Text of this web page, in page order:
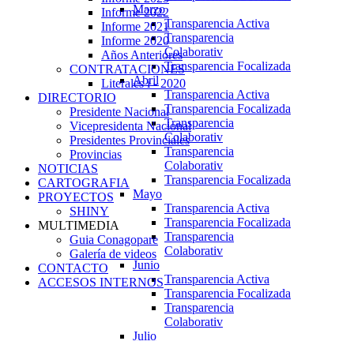
Marzo
Transparencia Activa
Transparencia
Colaborativ
Transparencia Focalizada
Abril
Transparencia Activa
Transparencia Focalizada
Transparencia
Colaborativ
Transparencia
Colaborativ
Transparencia Focalizada
Mayo
Transparencia Activa
Transparencia Focalizada
Transparencia
Colaborativ
Junio
Transparencia Activa
Transparencia Focalizada
Transparencia
Colaborativ
Julio
Informe 2022
Informe 2021
Informe 2020
Años Anteriores
CONTRATACIONES
Literales i - 2020
DIRECTORIO
Presidente Nacional
Vicepresidenta Nacional
Presidentes Provinciales
Provincias
NOTICIAS
CARTOGRAFIA
PROYECTOS
SHINY
MULTIMEDIA
Guia Conagopare
Galería de videos
CONTACTO
ACCESOS INTERNOS